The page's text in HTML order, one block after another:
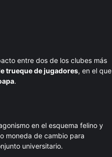
entre dos de los clubes más
trueque de jugadores, en el que
.
en el esquema felino y
moneda de cambio para
universitario.